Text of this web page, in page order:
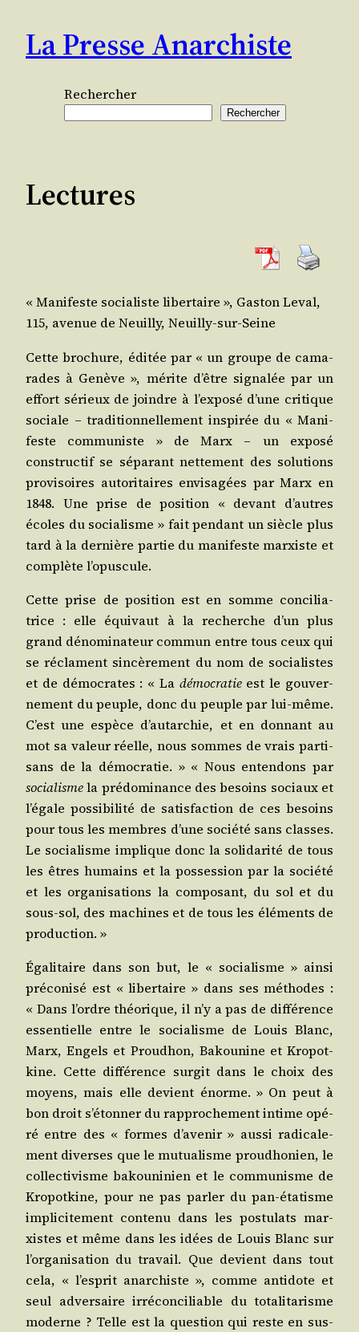
contenu
La Presse Anarchiste
Rechercher
Rechercher
Lectures
« Mani­feste socia­liste liber­taire », Gas­ton Leval,
115, ave­nue de Neuilly, Neuilly-sur-Seine
Cette bro­chure, édi­tée par « un groupe de cama­
rades à Genève », mérite d’être signa­lée par un
effort sérieux de joindre à l’exposé d’une cri­tique
sociale – tra­di­tion­nel­le­ment ins­pi­rée du « Mani­
feste com­mu­niste » de Marx – un expo­sé
construc­tif se sépa­rant net­te­ment des solu­tions
pro­vi­soires auto­ri­taires envi­sa­gées par Marx en
1848. Une prise de posi­tion « devant d’autres
écoles du socia­lisme » fait pen­dant un siècle plus
tard à la der­nière par­tie du mani­feste mar­xiste et
com­plète l’opuscule.
Cette prise de posi­tion est en somme conci­lia­
trice : elle équi­vaut à la recherche d’un plus
grand déno­mi­na­teur com­mun entre tous ceux qui
se réclament sin­cè­re­ment du nom de socia­listes
et de démo­crates : « La démo­cra­tieest le gou­ver­
ne­ment du peuple, donc du peuple par lui-même.
C’est une espèce d’autarchie, et en don­nant au
mot sa valeur réelle, nous sommes de vrais par­ti­
sans de la démo­cra­tie. » « Nous enten­dons par
socia­lismela pré­do­mi­nance des besoins sociaux et
l’égale pos­si­bi­li­té de satis­fac­tion de ces besoins
pour tous les membres d’une socié­té sans classes.
Le socia­lisme implique donc la soli­da­ri­té de tous
les êtres humains et la pos­ses­sion par la socié­té
et les orga­ni­sa­tions la com­po­sant, du sol et du
sous-sol, des machines et de tous les élé­ments de
production. »
Éga­li­taire dans son but, le « socia­lisme » ain­si
pré­co­ni­sé est « liber­taire » dans ses méthodes :
« Dans l’ordre théo­rique, il n’y a pas de dif­fé­rence
essen­tielle entre le socia­lisme de Louis Blanc,
Marx, Engels et Prou­dhon, Bakou­nine et Kro­pot­
kine. Cette dif­fé­rence sur­git dans le choix des
moyens, mais elle devient énorme. » On peut à
bon droit s’étonner du rap­pro­che­ment intime opé­
ré entre des « formes d’avenir » aus­si radi­ca­le­
ment diverses que le mutua­lisme prou­dho­nien, le
col­lec­ti­visme bakou­ni­nien et le com­mu­nisme de
Kro­pot­kine, pour ne pas par­ler du pan-éta­tisme
impli­ci­te­ment conte­nu dans les pos­tu­lats mar­
xistes et même dans les idées de Louis Blanc sur
l’organisation du tra­vail. Que devient dans tout
cela, « l’esprit anar­chiste », comme anti­dote et
seul adver­saire irré­con­ci­liable du tota­li­ta­risme
moderne ? Telle est la ques­tion qui reste en sus­